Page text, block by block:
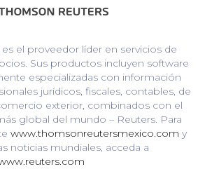
es el proveedor líder en servicios de
Sus productos incluyen software
especializadas con información
jurídicos, fiscales, contables, de
exterior, combinados con el
global del mundo – Reuters. Para
www.thomsonreutersmexico.com y
noticias mundiales, acceda a